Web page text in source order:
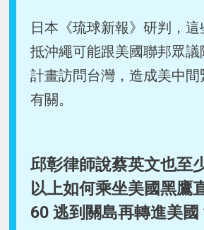
日本《琉球新報》研判，
抵沖繩可能跟美國聯邦眾
計畫訪問台灣，造成美中
有關。
邱彰律師說蔡英文也至
以上如何乘坐美國黑鷹
60 逃到關島再轉進美國